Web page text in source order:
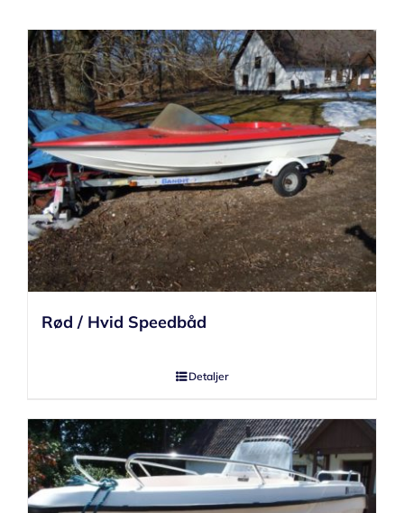
Rød / Hvid Speedbåd
Detaljer